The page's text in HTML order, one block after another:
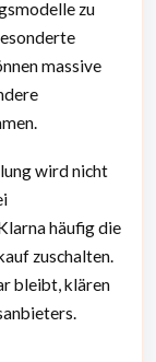
zu
massive
wird nicht
häufig die
zuschalten.
bleibt, klären